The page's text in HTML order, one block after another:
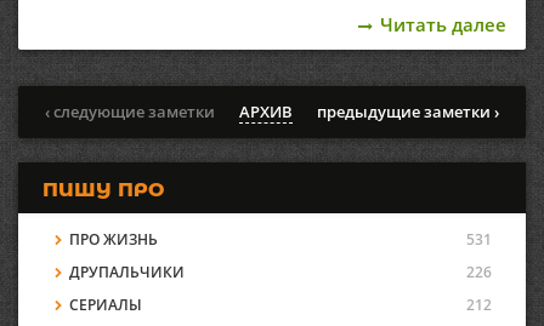
Читать далее
‹ следующие заметки АРХИВ предыдущие заметки ›
ПИШУ ПРО
ПРО ЖИЗНЬ
531
ДРУПАЛЬЧИКИ
226
СЕРИАЛЫ
212